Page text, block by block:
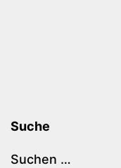
Suche
Suchen …